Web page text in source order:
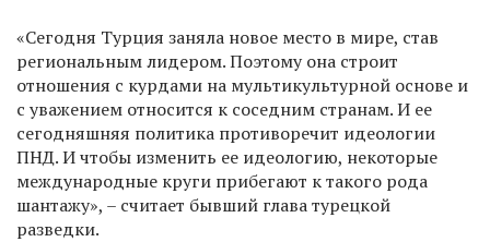
«Сегодня Турция заняла новое место в мире, став
региональным лидером. Поэтому она строит
отношения с курдами на мультикультурной основе и
с уважением относится к соседним странам. И ее
сегодняшняя политика противоречит идеологии
ПНД. И чтобы изменить ее идеологию, некоторые
международные круги прибегают к такого рода
шантажу», – считает бывший глава турецкой
разведки.